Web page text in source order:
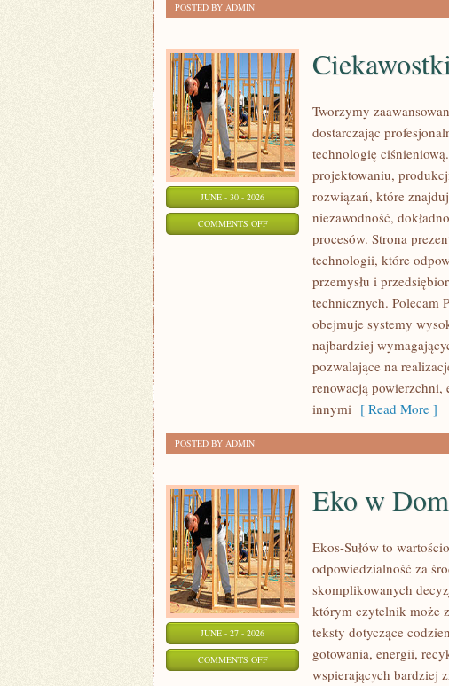
POSTED BY ADMIN
JUNE - 30 - 2026
COMMENTS OFFON
CIEKAWOSTKI
Tworzymy
dostarczając
technologię
projektowaniu,
rozwiązań, które
niezawodność,
procesów. Strona
technologii, które
przemysłu i
technicznych. Polecam
obejmuje systemy
najbardziej
pozwalające na
renowacją
innymi [ Read More ]
POSTED BY ADMIN
JUNE - 27 - 2026
COMMENTS OFFON
Eko w
Ekos-Sułów to
odpowiedzialność za
skomplikowanych
którym czytelnik może
teksty dotyczące
gotowania, energii,
wspierających bardziej